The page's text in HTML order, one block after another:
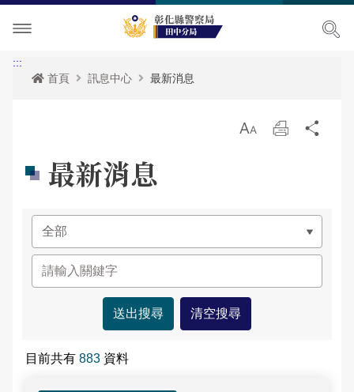
單位介紹
組織執掌
聯絡資訊
轄區概況
各分駐(派出)所轄區介紹
田中派出所轄區介紹
活動訊息
RSS訊息中心
各項宣導
便民服務
表單下載
資料查詢
政府資訊公開
民意廣場
分局長信箱
警民交流留言板
影音出版品
:::
首頁
訊息中心 最新消息
放 列
最新消息
目前共有 883 資料